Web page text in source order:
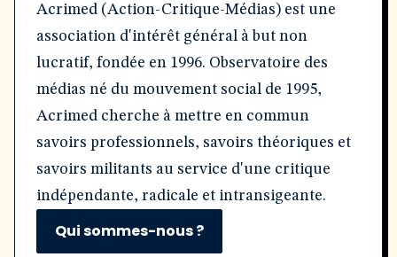
Acrimed (Action-Critique-Médias) est une
association d'intérêt général à but non
lucratif, fondée en 1996. Observatoire des
médias né du mouvement social de 1995,
Acrimed cherche à mettre en commun
savoirs professionnels, savoirs théoriques et
savoirs militants au service d'une critique
indépendante, radicale et intransigeante.
Qui sommes-nous ?